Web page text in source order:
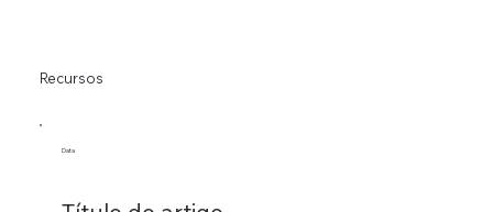
Data
Recursos